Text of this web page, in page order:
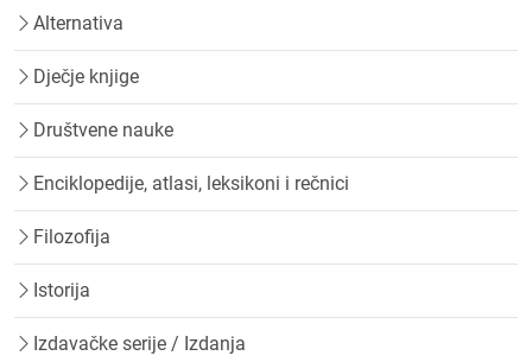
Alternativa
Dječje knjige
Društvene nauke
Enciklopedije, atlasi, leksikoni i rečnici
Filozofija
Istorija
Izdavačke serije / Izdanja